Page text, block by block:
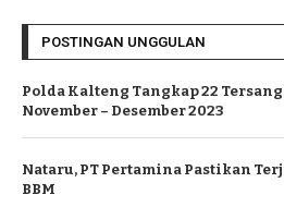
POSTINGAN UNGGULAN
Polda Kalteng Tangkap 22
November – Desember 2023
Nataru, PT Pertamina Pastikan
BBM